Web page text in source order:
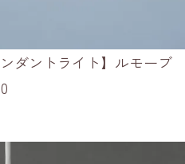
ダントライト】ルモーブ